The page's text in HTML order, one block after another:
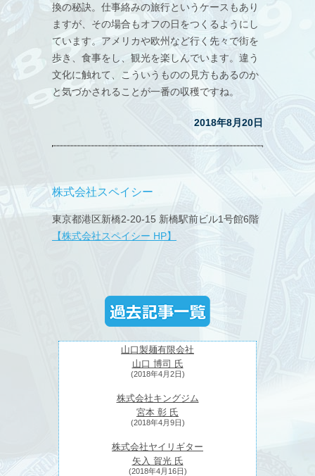
換の秘訣。仕事絡みの旅行というケースもあり
ますが、その場合もオフの日をつくるようにし
ています。アメリカや欧州など行く先々で街を
歩き、食事をし、観光を楽しんでいます。違う
文化に触れて、こういうものの見方もあるのか
と気づかされることが一番の収穫ですね。
2018年8月20日
株式会社スペイシー
東京都港区新橋2-20-15 新橋駅前ビル1号館6階
【株式会社スペイシー HP】
山口製麺有限会社
山口 博司 氏
(2018年4月2日)
株式会社キングジム
宮本 彰 氏
(2018年4月9日)
株式会社ヤイリギター
矢入 賀光 氏
(2018年4月16日)